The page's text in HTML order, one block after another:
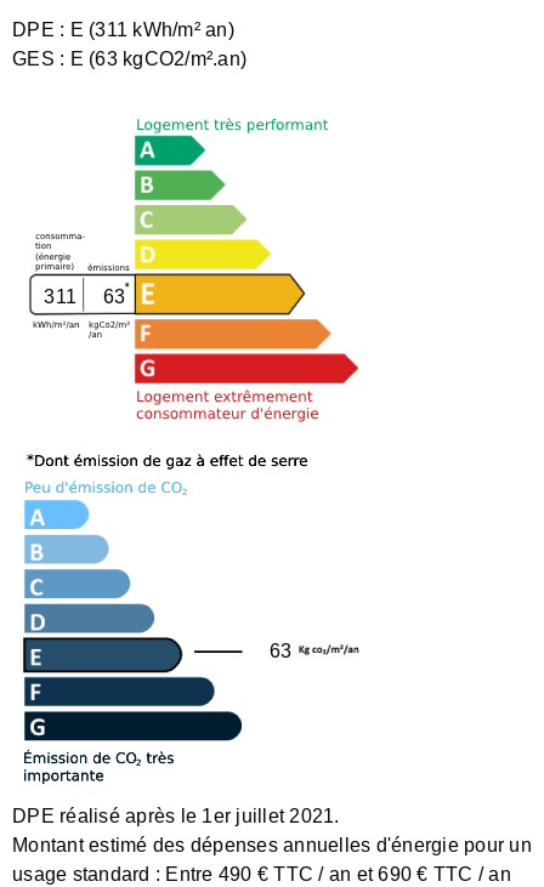
DPE : E (311 kWh/m² an)
GES : E (63 kgCO2/m².an)
311 63
63
DPE réalisé après le 1er juillet 2021.
Montant estimé des dépenses annuelles d'énergie pour un
usage standard : Entre 490 € TTC / an et 690 € TTC / an